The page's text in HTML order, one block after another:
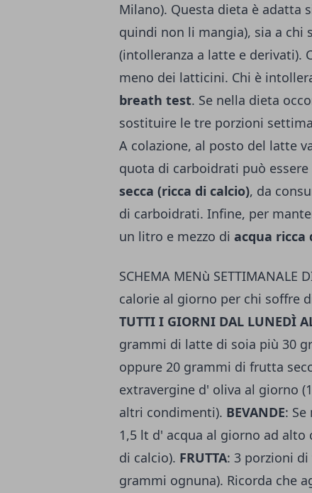
Milano). Questa dieta è adatta
quindi non li mangia), sia a chi
(intolleranza a latte e derivati).
meno dei latticini. Chi è
breath test. Se nella dieta
sostitui­re le tre porzioni
A colazione, al posto del latte
quota di carboidrati può
secca (ricca di calcio), da
di carboidrati. Infine, per
un litro e mezzo di acqua ricca
SCHEMA MENù SETTIMANALE
calorie al giorno per chi soffre
TUTTI I GIORNI DAL LUNEDÌ
grammi di latte di soia più 30
oppure 20 grammi di frutta
extravergine d' oliva al giorno
altri condimenti). BEVANDE:
1,5 lt d' acqua al giorno ad
di calcio). FRUTTA: 3 porzioni
grammi ognuna). Ricorda che